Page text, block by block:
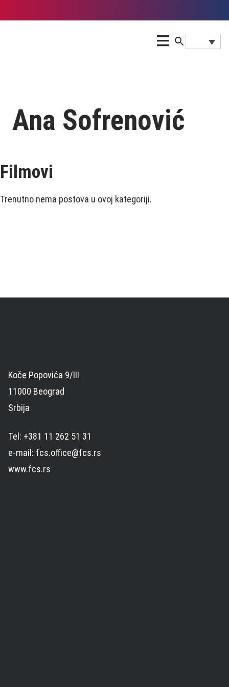
Ana Sofrenović
Filmovi
Trenutno nema postova u ovoj kategoriji.
Koče Popovića 9/III
11000 Beograd
Srbija
Tel: +381 11 262 51 31
e-mail: fcs.office@fcs.rs
www.fcs.rs